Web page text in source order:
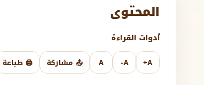
المحتوى
أدوات القراءة
A+
A-
A 📤 مشاركة 🖨️ طباعة